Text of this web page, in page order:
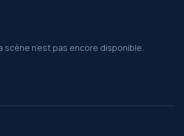
scène n’est pas encore disponible.